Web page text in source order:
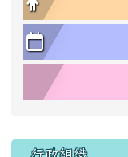
行政組織